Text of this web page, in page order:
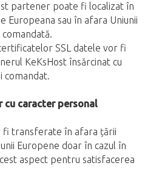
partener poate fi localizat în
Europeana sau în afara Uniunii
SSL datele vor fi
KeKsHost însărcinat cu
comandat.
cu caracter personal
fi transferate în afara țării
Europene doar în cazul în
aspect pentru satisfacerea